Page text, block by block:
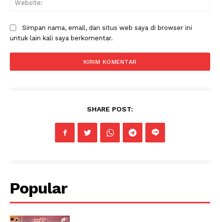
Simpan nama, email, dan situs web saya di browser ini
untuk lain kali saya berkomentar.
SHARE POST:
Popular